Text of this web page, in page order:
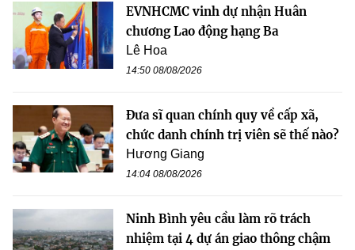
EVNHCMC vinh dự nhận Huân
chương Lao động hạng Ba
Lê Hoa
14:50 08/08/2026
Đưa sĩ quan chính quy về cấp xã,
chức danh chính trị viên sẽ thế nào?
Hương Giang
14:04 08/08/2026
Ninh Bình yêu cầu làm rõ trách
nhiệm tại 4 dự án giao thông chậm